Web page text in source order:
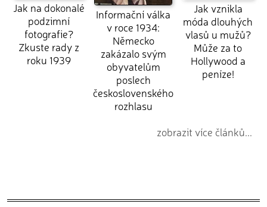
Jak na dokonalé
podzimní
fotografie?
Zkuste rady z
roku 1939
Informační válka
v roce 1934:
Německo
zakázalo svým
obyvatelům
poslech
československého
rozhlasu
Jak vznikla
móda dlouhých
vlasů u mužů?
Může za to
Hollywood a
peníze!
zobrazit více článků...